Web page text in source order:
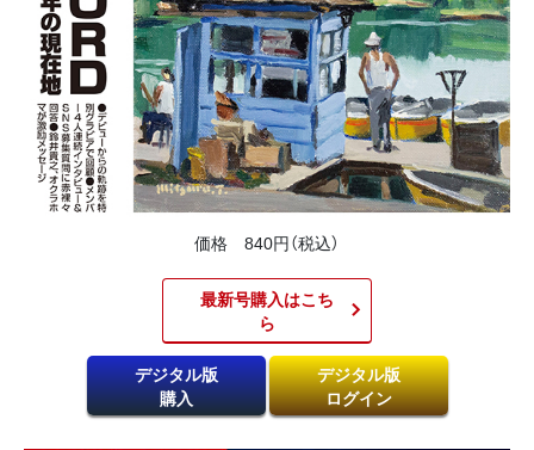
価格 840円（税込）
最新号購入はこち
ら​
デジタル版
購入
デジタル版
ログイン